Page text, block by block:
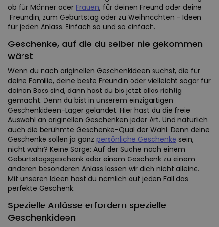
ob für Männer oder Frauen, für deinen Freund oder deine
Freundin, zum Geburtstag oder zu Weihnachten - Ideen
für jeden Anlass. Einfach so und so einfach.
Geschenke, auf die du selber nie gekommen
wärst
Wenn du nach originellen Geschenkideen suchst, die für
deine Familie, deine beste Freundin oder vielleicht sogar für
deinen Boss sind, dann hast du bis jetzt alles richtig
gemacht. Denn du bist in unserem einzigartigen
Geschenkideen-Lager gelandet. Hier hast du die freie
Auswahl an originellen Geschenken jeder Art. Und natürlich
auch die berühmte Geschenke-Qual der Wahl. Denn deine
Geschenke sollen ja ganz persönliche Geschenke sein,
nicht wahr? Keine Sorge: Auf der Suche nach einem
Geburtstagsgeschenk oder einem Geschenk zu einem
anderen besonderen Anlass lassen wir dich nicht alleine.
Mit unseren Ideen hast du nämlich auf jeden Fall das
perfekte Geschenk.
Spezielle Anlässe erfordern spezielle
Geschenkideen